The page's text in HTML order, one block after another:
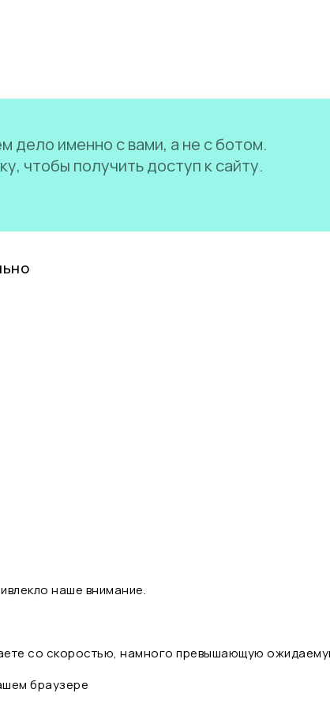
дело именно с вами, а не с ботом.
чтобы получить доступ к сайту.
наше внимание.
со скоростью, намного превышающую
браузере